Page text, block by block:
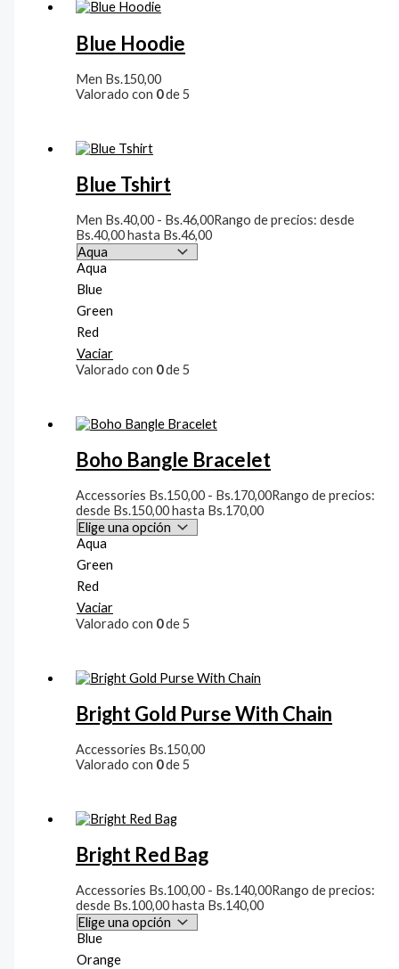
Blue Hoodie
Men Bs.150,00
Valorado con 0de 5
Blue Tshirt
Men Bs.40,00 - Bs.46,00Rango de precios: desde
Bs.40,00 hasta Bs.46,00
Aqua
Blue
Green
Red
Vaciar
Valorado con 0de 5
Boho Bangle Bracelet
Accessories Bs.150,00 - Bs.170,00Rango de precios:
desde Bs.150,00 hasta Bs.170,00
Aqua
Green
Red
Vaciar
Valorado con 0de 5
Bright Gold Purse With Chain
Accessories Bs.150,00
Valorado con 0de 5
Bright Red Bag
Accessories Bs.100,00 - Bs.140,00Rango de precios:
desde Bs.100,00 hasta Bs.140,00
Blue
Orange